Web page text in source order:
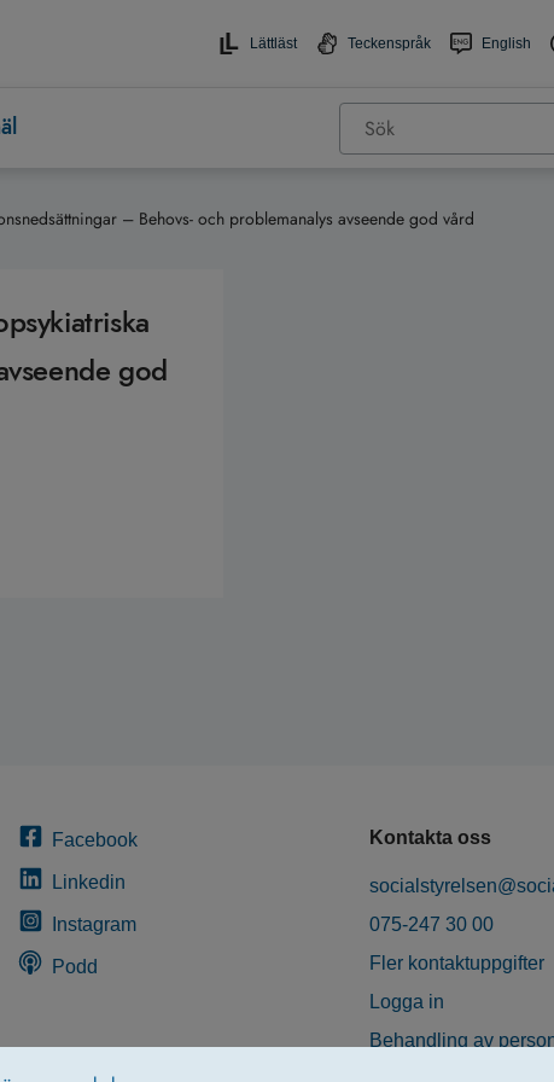
Lättläst Teckenspråk English
– Behovs- och problemanalys avseende god vård
god
Facebook
Linkedin
Instagram
Podd
Kontakta oss
075-247 30 00
Fler kontaktuppgifter
Logga in
Behandling av